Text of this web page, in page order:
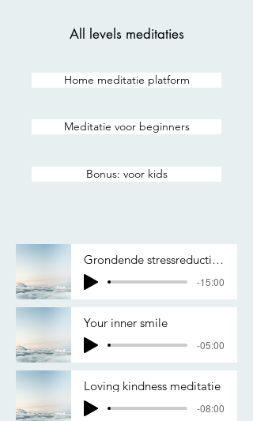
All levels meditaties
Home meditatie platform
Meditatie voor beginners
Bonus: voor kids
Grondende stressreductie voor bedtijd
-15:00
Your inner smile
-05:00
Loving kindness meditatie
-08:00